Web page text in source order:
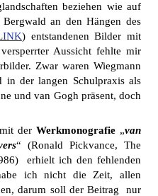
beziehen wie auf
an den Hängen des
) entstandenen Bilder mit
Aussicht fehlte mir
Zwar waren Wiegmann
in der langen Schulpraxis als
und van Gogh präsent, doch
der Werkmonografie „van
“ (Ronald Pickvance, The
erhielt ich den fehlenden
ich nicht die Zeit, allen
darum soll der Beitrag nur